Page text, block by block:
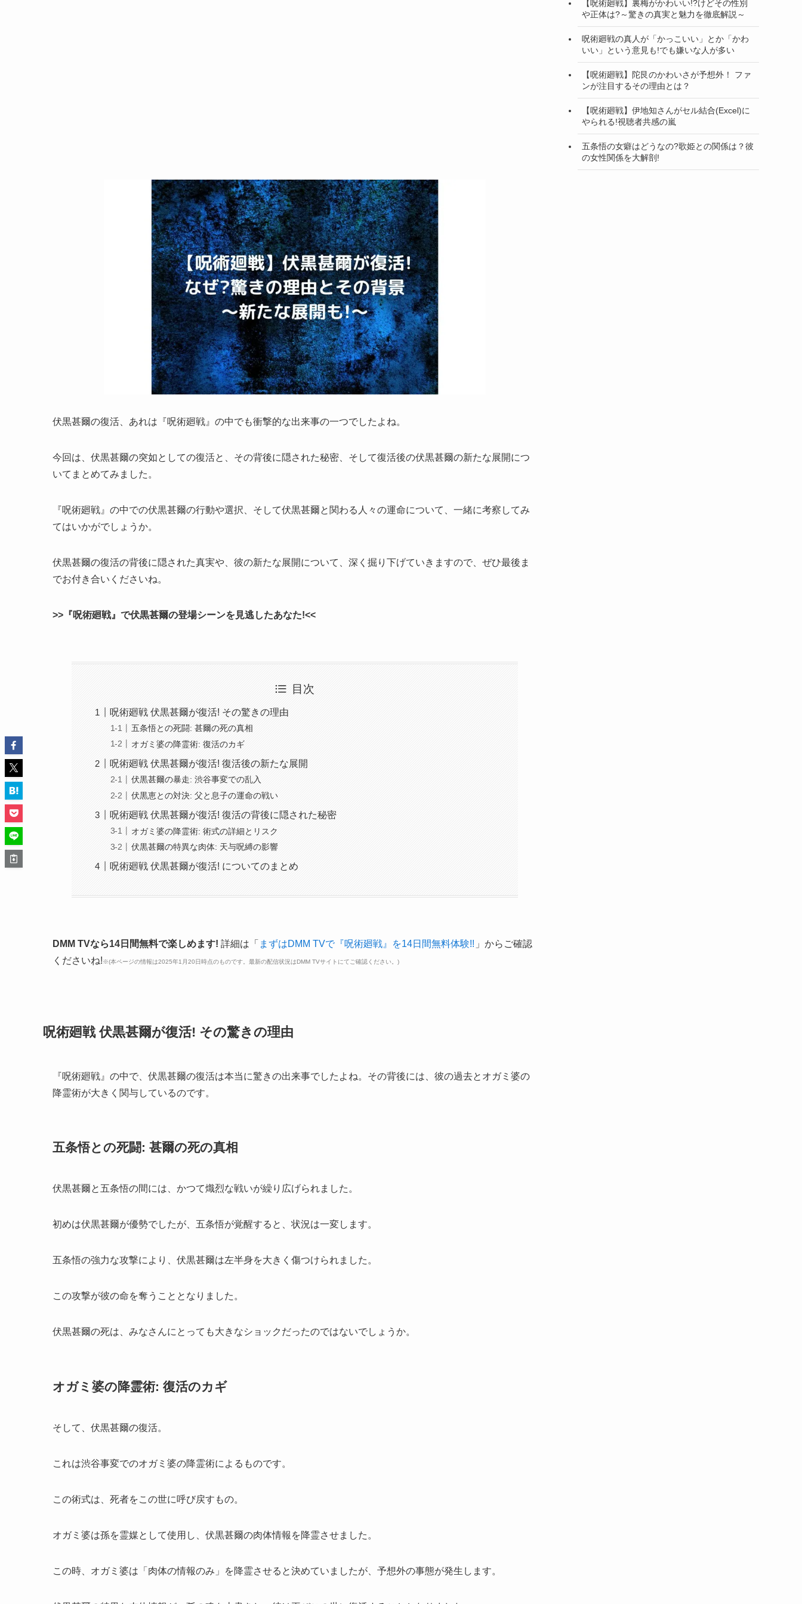
伏黒甚爾の復活、あれは『呪術廻戦』の中でも衝撃的な出来事の一つでしたよね。
今回は、伏黒甚爾の突如としての復活と、その背後に隠された秘密、そして復活後の伏黒甚爾の新たな展開につ
いてまとめてみました。
『呪術廻戦』の中での伏黒甚爾の行動や選択、そして伏黒甚爾と関わる人々の運命について、一緒に考察してみ
てはいかがでしょうか。
伏黒甚爾の復活の背後に隠された真実や、彼の新たな展開について、深く掘り下げていきますので、ぜひ最後ま
でお付き合いくださいね。
>>『呪術廻戦』で伏黒甚爾の登場シーンを見逃したあなた!<<
目次
呪術廻戦 伏黒甚爾が復活! その驚きの理由
五条悟との死闘: 甚爾の死の真相
オガミ婆の降霊術: 復活のカギ
呪術廻戦 伏黒甚爾が復活! 復活後の新たな展開
伏黒甚爾の暴走: 渋谷事変での乱入
伏黒恵との対決: 父と息子の運命の戦い
呪術廻戦 伏黒甚爾が復活! 復活の背後に隠された秘密
オガミ婆の降霊術: 術式の詳細とリスク
伏黒甚爾の特異な肉体: 天与呪縛の影響
呪術廻戦 伏黒甚爾が復活! についてのまとめ
DMM TVなら14日間無料で楽しめます! 詳細は「 まずはDMM TVで『呪術廻戦』を14日間無料体験!! 」からご確認
くださいね!※(本ページの情報は2025年1月20日時点のものです。最新の配信状況はDMM TVサイトにてご確認ください。)
呪術廻戦 伏黒甚爾が復活! その驚きの理由
『呪術廻戦』の中で、伏黒甚爾の復活は本当に驚きの出来事でしたよね。その背後には、彼の過去とオガミ婆の
降霊術が大きく関与しているのです。
五条悟との死闘: 甚爾の死の真相
伏黒甚爾と五条悟の間には、かつて熾烈な戦いが繰り広げられました。
初めは伏黒甚爾が優勢でしたが、五条悟が覚醒すると、状況は一変します。
五条悟の強力な攻撃により、伏黒甚爾は左半身を大きく傷つけられました。
この攻撃が彼の命を奪うこととなりました。
伏黒甚爾の死は、みなさんにとっても大きなショックだったのではないでしょうか。
オガミ婆の降霊術: 復活のカギ
そして、伏黒甚爾の復活。
これは渋谷事変でのオガミ婆の降霊術によるものです。
この術式は、死者をこの世に呼び戻すもの。
オガミ婆は孫を霊媒として使用し、伏黒甚爾の肉体情報を降霊させました。
この時、オガミ婆は「肉体の情報のみ」を降霊させると決めていましたが、予想外の事態が発生します。
【呪術廻戦】裏梅がかわいい!?けどその性別
や正体は?～驚きの真実と魅力を徹底解説～
呪術廻戦の真人が「かっこいい」とか「かわ
いい」という意見も!でも嫌いな人が多い
【呪術廻戦】陀艮のかわいさが予想外！ ファ
ンが注目するその理由とは？
【呪術廻戦】伊地知さんがセル結合(Excel)に
やられる!視聴者共感の嵐
五条悟の女癖はどうなの?歌姫との関係は？彼
の女性関係を大解剖!